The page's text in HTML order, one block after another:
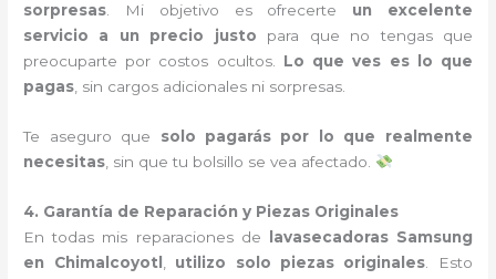
sorpresas . Mi objetivo es ofrecerte un excelente
servicio a un precio justo para que no tengas que
preocuparte por costos ocultos. Lo que ves es lo que
pagas , sin cargos adicionales ni sorpresas.
Te aseguro que solo pagarás por lo que realmente
necesitas , sin que tu bolsillo se vea afectado.
4. Garantía de Reparación y Piezas Originales
En todas mis reparaciones de
lavasecadoras Samsung
en Chimalcoyotl
utilizo solo piezas originales . Esto